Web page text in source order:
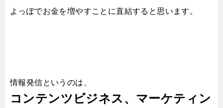
よっぽでお金を増やすことに直結すると思います。
情報発信というのは、
コンテンツビジネス、マーケティン